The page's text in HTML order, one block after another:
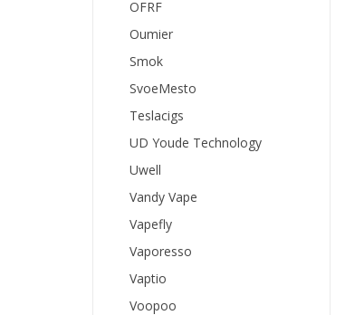
OFRF
Oumier
Smok
SvoeMesto
Teslacigs
UD Youde Technology
Uwell
Vandy Vape
Vapefly
Vaporesso
Vaptio
Voopoo